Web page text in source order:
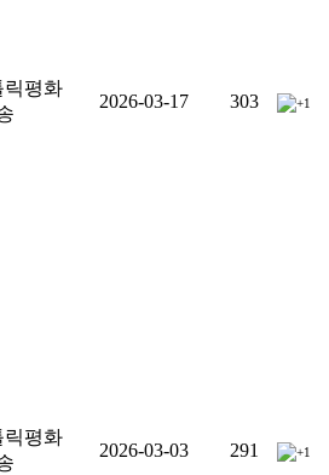
릭평화
2026-03-17 303 +1
릭평화
2026-03-03 291 +1